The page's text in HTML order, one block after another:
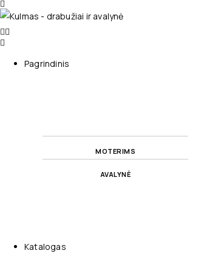
Pagrindinis
MOTERIMS
AVALYNĖ
Katalogas